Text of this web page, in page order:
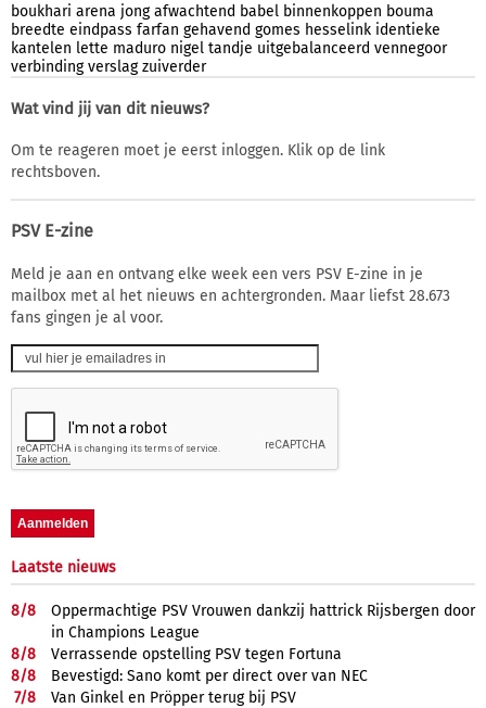
boukhari arena jong afwachtend babel binnenkoppen bouma
breedte eindpass farfan gehavend gomes hesselink identieke
kantelen lette maduro nigel tandje uitgebalanceerd vennegoor
verbinding verslag zuiverder
Wat vind jij van dit nieuws?
Om te reageren moet je eerst inloggen. Klik op de link
rechtsboven.
PSV E-zine
Meld je aan en ontvang elke week een vers PSV E-zine in je
mailbox met al het nieuws en achtergronden. Maar liefst 28.673
fans gingen je al voor.
Laatste nieuws
8/8
Oppermachtige PSV Vrouwen dankzij hattrick Rijsbergen door
in Champions League
8/8
Verrassende opstelling PSV tegen Fortuna
8/8
Bevestigd: Sano komt per direct over van NEC
7/8
Van Ginkel en Pröpper terug bij PSV